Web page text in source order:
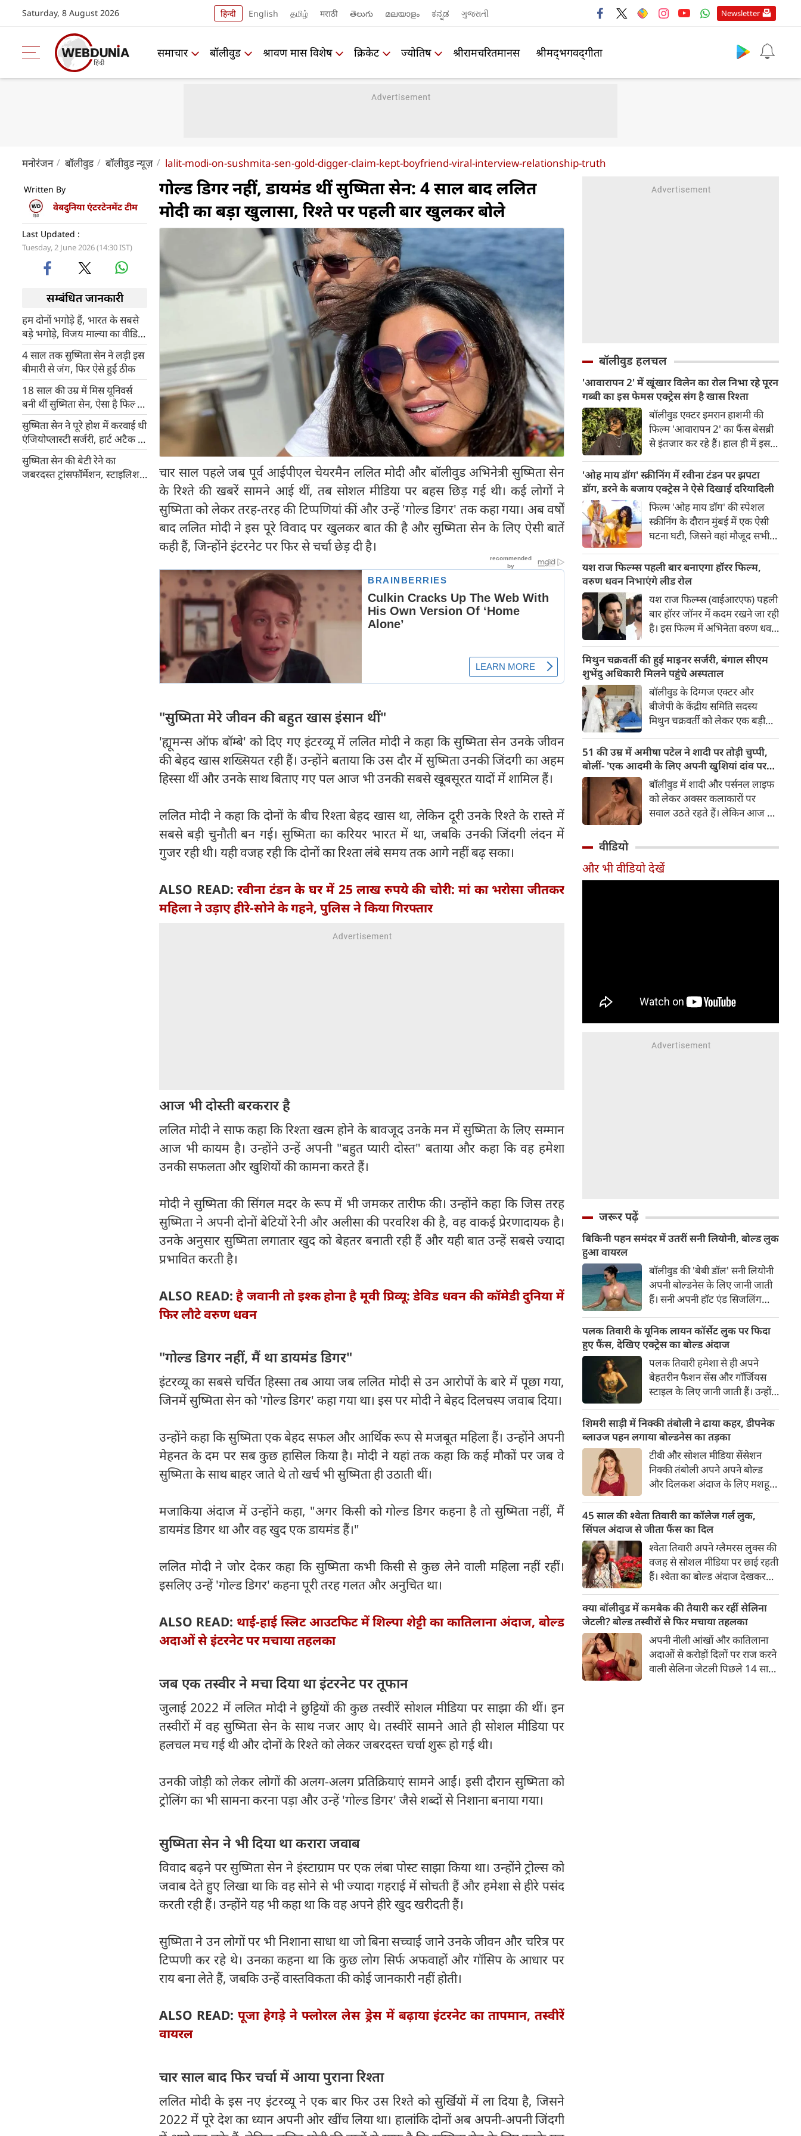
Saturday, 8 August 2026 हिन्दी English தமிழ் मराठी తెలుగు മലയാളം ಕನ್ನಡ ગુજરાતી Newsletter
समाचार बॉलीवुड श्रावण मास विशेष क्रिकेट ज्योतिष श्रीरामचरितमानस श्रीमद्‍भगवद्‍गीता
मनोरंजन बॉलीवुड बॉलीवुड न्यूज़ lalit-modi-on-sushmita-sen-gold-digger-claim-kept-boyfriend-viral-interview-relationship-truth
Written By
वेबदुनिया एंटरटेनमेंट टीम
Last Updated :
Tuesday, 2 June 2026 (14:30 IST)
सम्बंधित जानकारी
हम दोनों भगोड़े हैं, भारत के सबसे
बड़े भगोड़े, विजय माल्या का वीडियो
शेयर कर ललित मोदी का तंज
4 साल तक सुष्‍मिता सेन ने लड़ी इस
बीमारी से जंग, फिर ऐसे हुईं ठीक
18 साल की उम्र में मिस यूनिवर्स
बनी थीं सुष्मिता सेन, ऐसा है फिल्मी
करियर
सुष्मिता सेन ने पूरे होश में करवाई थी
एंजियोप्लास्टी सर्जरी, हार्ट अटैक के
15 दिन बाद ही लौट गई थीं आर्या
के सेट पर
सुष्मिता सेन की बेटी रेने का
जबरदस्त ट्रांसफॉर्मेशन, स्टाइलिश
गोल्ड डिगर नहीं, डायमंड थीं सुष्मिता सेन: 4 साल बाद ललित
मोदी का बड़ा खुलासा, रिश्ते पर पहली बार खुलकर बोले
चार साल पहले जब पूर्व आईपीएल चेयरमैन ललित मोदी और बॉलीवुड अभिनेत्री सुष्मिता सेन
के रिश्ते की खबरें सामने आई थीं, तब सोशल मीडिया पर बहस छिड़ गई थी। कई लोगों ने
सुष्मिता को लेकर तरह-तरह की टिप्पणियां कीं और उन्हें 'गोल्ड डिगर' तक कहा गया। अब वर्षों
बाद ललित मोदी ने इस पूरे विवाद पर खुलकर बात की है और सुष्मिता सेन के लिए ऐसी बातें
कही हैं, जिन्होंने इंटरनेट पर फिर से चर्चा छेड़ दी है।
"सुष्मिता मेरे जीवन की बहुत खास इंसान थीं"
'ह्यूमन्स ऑफ बॉम्बे' को दिए गए इंटरव्यू में ललित मोदी ने कहा कि सुष्मिता सेन उनके जीवन
की बेहद खास शख्सियत रही हैं। उन्होंने बताया कि उस दौर में सुष्मिता उनकी जिंदगी का अहम
हिस्सा थीं और उनके साथ बिताए गए पल आज भी उनकी सबसे खूबसूरत यादों में शामिल हैं।
ललित मोदी ने कहा कि दोनों के बीच रिश्ता बेहद खास था, लेकिन दूरी उनके रिश्ते के रास्ते में
सबसे बड़ी चुनौती बन गई। सुष्मिता का करियर भारत में था, जबकि उनकी जिंदगी लंदन में
गुजर रही थी। यही वजह रही कि दोनों का रिश्ता लंबे समय तक आगे नहीं बढ़ सका।
ALSO READ:रवीना टंडन के घर में 25 लाख रुपये की चोरी: मां का भरोसा जीतकर
महिला ने उड़ाए हीरे-सोने के गहने, पुलिस ने किया गिरफ्तार
आज भी दोस्ती बरकरार है
ललित मोदी ने साफ कहा कि रिश्ता खत्म होने के बावजूद उनके मन में सुष्मिता के लिए सम्मान
आज भी कायम है। उन्होंने उन्हें अपनी "बहुत प्यारी दोस्त" बताया और कहा कि वह हमेशा
उनकी सफलता और खुशियों की कामना करते हैं।
मोदी ने सुष्मिता की सिंगल मदर के रूप में भी जमकर तारीफ की। उन्होंने कहा कि जिस तरह
सुष्मिता ने अपनी दोनों बेटियों रेनी और अलीसा की परवरिश की है, वह वाकई प्रेरणादायक है।
उनके अनुसार सुष्मिता लगातार खुद को बेहतर बनाती रही हैं और यही बात उन्हें सबसे ज्यादा
प्रभावित करती है।
ALSO READ:है जवानी तो इश्क होना है मूवी प्रिव्यू: डेविड धवन की कॉमेडी दुनिया में
फिर लौटे वरुण धवन
"गोल्ड डिगर नहीं, मैं था डायमंड डिगर"
इंटरव्यू का सबसे चर्चित हिस्सा तब आया जब ललित मोदी से उन आरोपों के बारे में पूछा गया,
जिनमें सुष्मिता सेन को 'गोल्ड डिगर' कहा गया था। इस पर मोदी ने बेहद दिलचस्प जवाब दिया।
उन्होंने कहा कि सुष्मिता एक बेहद सफल और आर्थिक रूप से मजबूत महिला हैं। उन्होंने अपनी
मेहनत के दम पर सब कुछ हासिल किया है। मोदी ने यहां तक कहा कि कई मौकों पर जब वे
सुष्मिता के साथ बाहर जाते थे तो खर्च भी सुष्मिता ही उठाती थीं।
मजाकिया अंदाज में उन्होंने कहा, "अगर किसी को गोल्ड डिगर कहना है तो सुष्मिता नहीं, मैं
डायमंड डिगर था और वह खुद एक डायमंड हैं।"
ललित मोदी ने जोर देकर कहा कि सुष्मिता कभी किसी से कुछ लेने वाली महिला नहीं रहीं।
इसलिए उन्हें 'गोल्ड डिगर' कहना पूरी तरह गलत और अनुचित था।
ALSO READ: थाई-हाई स्लिट आउटफिट में शिल्पा शेट्टी का कातिलाना अंदाज, बोल्ड
अदाओं से इंटरनेट पर मचाया तहलका
जब एक तस्वीर ने मचा दिया था इंटरनेट पर तूफान
जुलाई 2022 में ललित मोदी ने छुट्टियों की कुछ तस्वीरें सोशल मीडिया पर साझा की थीं। इन
तस्वीरों में वह सुष्मिता सेन के साथ नजर आए थे। तस्वीरें सामने आते ही सोशल मीडिया पर
हलचल मच गई थी और दोनों के रिश्ते को लेकर जबरदस्त चर्चा शुरू हो गई थी।
उनकी जोड़ी को लेकर लोगों की अलग-अलग प्रतिक्रियाएं सामने आईं। इसी दौरान सुष्मिता को
ट्रोलिंग का भी सामना करना पड़ा और उन्हें 'गोल्ड डिगर' जैसे शब्दों से निशाना बनाया गया।
सुष्मिता सेन ने भी दिया था करारा जवाब
विवाद बढ़ने पर सुष्मिता सेन ने इंस्टाग्राम पर एक लंबा पोस्ट साझा किया था। उन्होंने ट्रोल्स को
जवाब देते हुए लिखा था कि वह सोने से भी ज्यादा गहराई में सोचती हैं और हमेशा से हीरे पसंद
करती रही हैं। उन्होंने यह भी कहा था कि वह अपने हीरे खुद खरीदती हैं।
सुष्मिता ने उन लोगों पर भी निशाना साधा था जो बिना सच्चाई जाने उनके जीवन और चरित्र पर
टिप्पणी कर रहे थे। उनका कहना था कि कुछ लोग सिर्फ अफवाहों और गॉसिप के आधार पर
राय बना लेते हैं, जबकि उन्हें वास्तविकता की कोई जानकारी नहीं होती।
ALSO READ:पूजा हेगड़े ने फ्लोरल लेस ड्रेस में बढ़ाया इंटरनेट का तापमान, तस्वीरें
वायरल
चार साल बाद फिर चर्चा में आया पुराना रिश्ता
ललित मोदी के इस नए इंटरव्यू ने एक बार फिर उस रिश्ते को सुर्खियों में ला दिया है, जिसने
2022 में पूरे देश का ध्यान अपनी ओर खींच लिया था। हालांकि दोनों अब अपनी-अपनी जिंदगी
बॉलीवुड हलचल
'आवारापन 2' में खूंखार विलेन का रोल निभा रहे पूरन
गब्बी का इस फेमस एक्ट्रेस संग है खास रिश्ता
बॉलीवुड एक्टर इमरान हाशमी की
फिल्म 'आवारापन 2' का फैंस बेसब्री
से इंतजार कर रहे हैं। हाल ही में इस
दर्शकों का जबरदस्त रिस्पॉन्स मिला।
ट्रेलर में जितना इमरान हाशमी छाए
रहे उतना ही फिल्म के विलेन को भी
स्पेस मिला है।
'ओह माय डॉग' स्क्रीनिंग में रवीना टंडन पर झपटा
डॉग, डरने के बजाय एक्ट्रेस ने ऐसे दिखाई दरियादिली
फिल्म 'ओह माय डॉग' की स्पेशल
स्क्रीनिंग के दौरान मुंबई में एक ऐसी
घटना घटी, जिसने वहां मौजूद सभी
पैपराजी को पोज दे रहीं बॉलीवुड की
अभिनेत्री रवीना टंडन पर फिल्म का
चार पैरों वाला मुख्य कलाकार (डॉग
स्टार) अचानक बेकाबू होकर झपट
पड़ा।
यश राज फिल्म्स पहली बार बनाएगा हॉरर फिल्म,
वरुण धवन निभाएंगे लीड रोल
यश राज फिल्म्स (वाईआरएफ) पहली
बार हॉरर जॉनर में कदम रखने जा रही
है। इस फिल्म में अभिनेता वरुण धवन
निर्देशन और पटकथा की जिम्मेदारी
'रॉकेट बॉयज़' से चर्चित अभय पन्नू
संभालेंगे। फिल्म की शूटिंग इस वर्ष के
अंत में शुरू होने की योजना है और
इसे वर्ष 2027 में दुनियाभर के
सिनेमाघरों में रिलीज़ किया जाएगा।
मिथुन चक्रवर्ती की हुई माइनर सर्जरी, बंगाल सीएम
शुभेंदु अधिकारी मिलने पहुंचे अस्पताल
बॉलीवुड के दिग्गज एक्टर और
बीजेपी के केंद्रीय समिति सदस्य
मिथुन चक्रवर्ती को लेकर एक बड़ी
समस्याओं के चलते उन्हें कोलकाता
के एक निजी अस्पताल में भर्ती
कराया गया है, जहां डॉक्टरों की टीम
ने उनके दाहिने हाथ की एक माइनर
सर्जरी की है।
51 की उम्र में अमीषा पटेल ने शादी पर तोड़ी चुप्पी,
बोलीं- 'एक आदमी के लिए अपनी खुशियां दांव पर
नहीं लगा सकती' बॉलीवुड में शादी और पर्सनल लाइफ
को लेकर अक्सर कलाकारों पर
सवाल उठते रहते हैं। लेकिन आज के
और सुष्मिता सेन जैसी हस्तियों के
बाद अब 'गदर' फेम अभिनेत्री अमीषा
वीडियो
और भी वीडियो देखें
जरूर पढ़ें
बिकिनी पहन समंदर में उतरीं सनी लियोनी, बोल्ड लुक
हुआ वायरल
बॉलीवुड की 'बेबी डॉल' सनी लियोनी
अपनी बोल्डनेस के लिए जानी जाती
हैं। सनी अपनी हॉट एंड सिजलिंग
रहती हैं। फैंस सनी लियोनी की तस्वीरों
का बेसब्री से इंतजार करते हैं। इस बार
सनी लियोनी ने मालदीव वेकेशन से
अपनी कुछ बोल्ड तस्वीरें शेयर की है।
पलक तिवारी के यूनिक लायन कॉर्सेट लुक पर फिदा
हुए फैंस, देखिए एक्ट्रेस का बोल्ड अंदाज
पलक तिवारी हमेशा से ही अपने
बेहतरीन फैशन सेंस और गॉर्जियस
स्टाइल के लिए जानी जाती हैं। उन्होंने
फिर फैंस का दिल जीत लिया है।
पलक ने एक बेहद यूनीक और
स्टाइलिश गोल्डन कॉर्सेट टॉप में
अपनी कुछ तस्वीरें शेयर की है।
शिमरी साड़ी में निक्की तंबोली ने ढाया कहर, डीपनेक
ब्लाउज पहन लगाया बोल्डनेस का तड़का
टीवी और सोशल मीडिया सेंसेशन
निक्की तंबोली अपने अपने बोल्ड
और दिलकश अंदाज के लिए मशहूर
इंटरनेट पर तहलका मचाती रहती हैं।
इस बार निक्की ने मरून कलर की
साड़ी में अपनी कुछ सुपर सिजलिंग
तस्वीरें शेयर की है। खूबसूरत शिमरी
साड़ी में निक्की की अदाएं देखने
लायक है।
45 साल की श्वेता तिवारी का कॉलेज गर्ल लुक,
सिंपल अंदाज से जीता फैंस का दिल
श्वेता तिवारी अपने ग्लैमरस लुक्स की
वजह से सोशल मीडिया पर छाई रहती
हैं। श्वेता का बोल्ड अंदाज देखकर
बच्चों की मां हैं। 45 साल की श्वेता
तिवारी की तस्वीरों पर फैंस जमकर
प्यार लुटाते हैं। इस बार श्वेता तिवारी
ने वेकेशन से अपनी कुछ तस्वीरें शेयर
की है।
क्या बॉलीवुड में कमबैक की तैयारी कर रहीं सेलिना
जेटली? बोल्ड तस्वीरों से फिर मचाया तहलका
अपनी नीली आंखों और कातिलाना
अदाओं से करोड़ों दिलों पर राज करने
वाली सेलिना जेटली पिछले 14 साल